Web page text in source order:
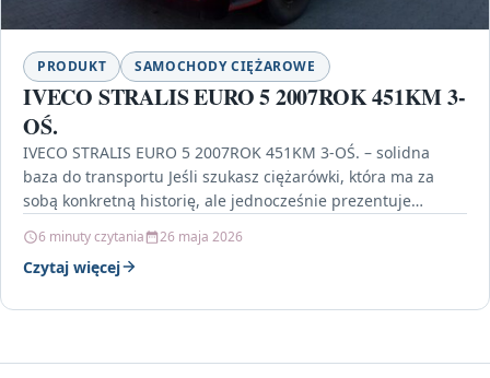
PRODUKT SAMOCHODY CIĘŻAROWE
IVECO STRALIS EURO 5 2007ROK 451KM 3-
OŚ.
IVECO STRALIS EURO 5 2007ROK 451KM 3-OŚ. – solidna
baza do transportu Jeśli szukasz ciężarówki, która ma za
sobą konkretną historię, ale jednocześnie prezentuje…
6 minuty czytania 26 maja 2026
Czytaj więcej